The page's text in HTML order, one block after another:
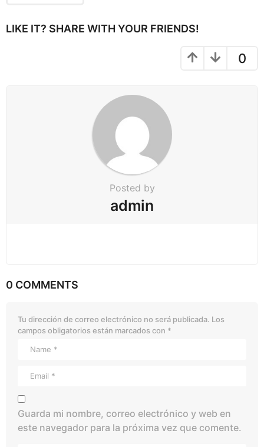
iLIKE IT? SHARE WITH YOUR FRIENDS!
0
Posted by
admin
0 COMMENTS
Tu dirección de correo electrónico no será publicada. Los
campos obligatorios están marcados con *
Guarda mi nombre, correo electrónico y web en
este navegador para la próxima vez que comente.